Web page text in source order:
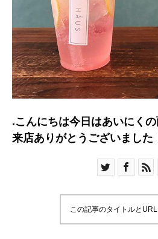
.こんにちは︎今日はあいにく
来店ありがとうございました
くて爽やかなレモネードです
試しください♡.#ドリンク
この記事のタイトルと